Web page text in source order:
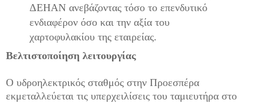
ΔΕΗΑΝ ανεβάζοντας τόσο το επενδυτικό
ενδιαφέρον όσο και την αξία του
χαρτοφυλακίου της εταιρείας.
Βελτιστοποίηση λειτουργίας
Ο υδροηλεκτρικός σταθμός στην Προεσπέρα
εκμεταλλεύεται τις υπερχειλίσεις του ταμιευτήρα στο